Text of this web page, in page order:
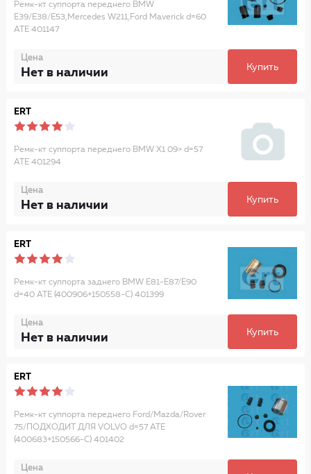
Ремк-кт суппорта переднего BMW
E39/E38/E53,Mercedes W211,Ford Maverick d=60
ATE 401147
Цена
Нет в наличии Купить
ERT
Ремк-кт суппорта переднего BMW X1 09> d=57
ATE 401294
Цена
Нет в наличии Купить
ERT
Ремк-кт суппорта заднего BMW E81-E87/E90
d=40 ATE (400906+150558-C) 401399
Цена
Нет в наличии Купить
ERT
Ремк-кт суппорта переднего Ford/Mazda/Rover
75/ПОДХОДИТ ДЛЯ VOLVO d=57 ATE
(400683+150566-C) 401402
Цена